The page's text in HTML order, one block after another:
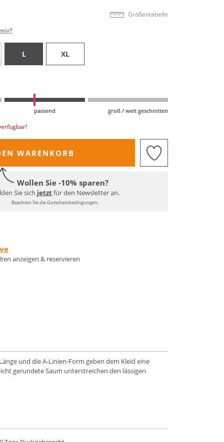
Größentabelle
L XL
passend groß / weit geschnitten
WARENKORB
Wollen Sie -10% sparen?
Sie sich jetztfür den Newsletter an.
Beachten Sie die Gutscheinbedingungen.
anzeigen & reservieren
und die A-Linien-Form geben dem Kleid eine
gerundete Saum unterstreichen den lässigen